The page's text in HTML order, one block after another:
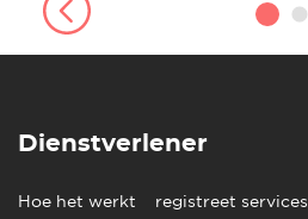
Dienstverlener
Hoe het werkt registreet services